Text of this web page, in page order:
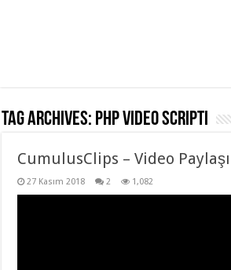
Tag Archives: php video scripti
CumulusClips – Video
27 Kasım 2018 2 1,082